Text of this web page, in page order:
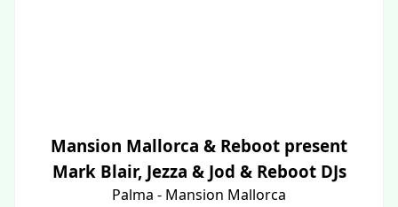
Mansion Mallorca & Reboot present
Mark Blair, Jezza & Jod & Reboot DJs
Palma - Mansion Mallorca